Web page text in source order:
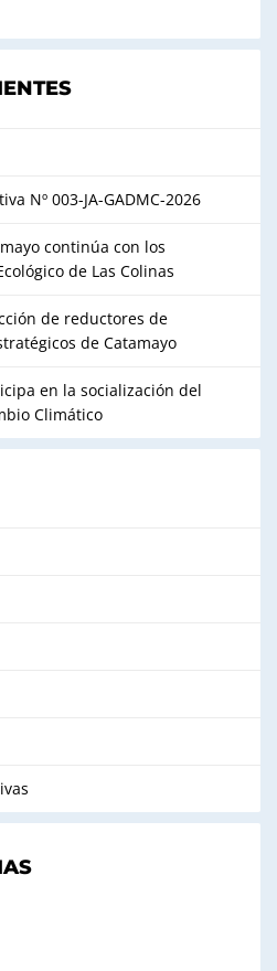
Nº 003-JA-GADMC-2026
continúa con los
de Las Colinas
de reductores de
de Catamayo
en la socialización del
Climático